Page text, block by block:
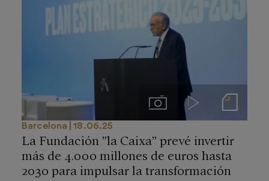
ImágenesVideos Notas de prensa
Barcelona 18.06.25
La Fundación ”la Caixa” prevé invertir
más de 4.000 millones de euros hasta
2030 para impulsar la transformación